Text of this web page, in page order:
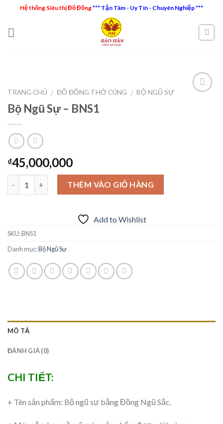
content
Hệ thống Siêu thị Đồ Đồng*** Tận Tâm - Uy Tín - Chuyên Nghiệp ***
TRANG CHỦ / ĐỒ ĐỒNG THỜ CÚNG / BỘ NGŨ SỰ
Bộ Ngũ Sự – BNS1
₫45,000,000
THÊM VÀO GIỎ HÀNG
Add to Wishlist
SKU:BNS1
Danh mục:Bộ Ngũ Sự
MÔ TẢ
ĐÁNH GIÁ (0)
CHI TIẾT:
+ Tên sản phẩm: Bộ ngũ sự bằng Đồng Ngũ Sắc.